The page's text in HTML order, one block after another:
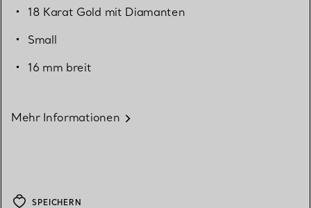
18 Karat Gold mit Diamanten
Small
16 mm breit
Mehr Informationen
SPEICHERN